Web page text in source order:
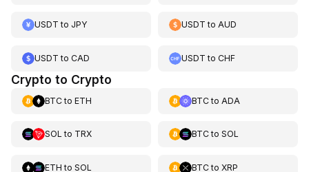
USDT to JPY USDT toAUD
USDT to CAD USDT toCHF
Crypto to Crypto
BTCto ETH BTCto ADA
SOL to TRX BTCto SOL
ETH to SOL BTCto XRP